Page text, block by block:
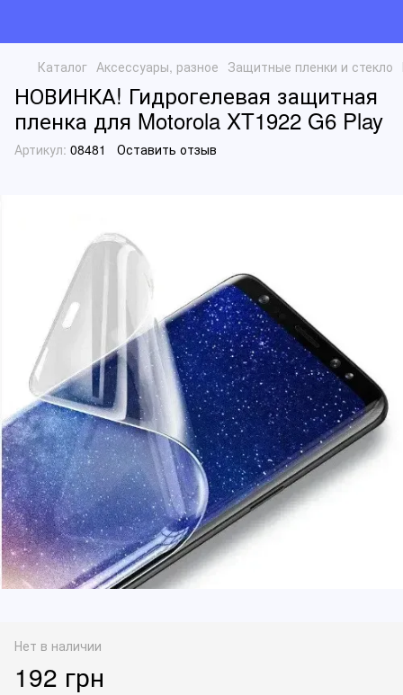
Каталог Аксессуары, разное Защитные пленки и стекло
НОВИНКА! Гидрогелевая защитная
пленка для Motorola XT1922 G6 Play
Артикул: 08481 Оставить отзыв
Нет в наличии
192 грн